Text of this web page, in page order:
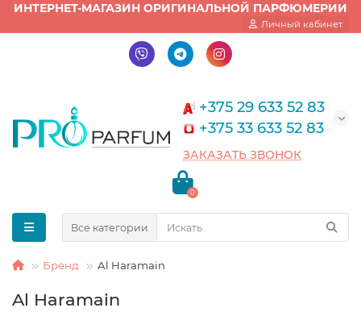
Личный кабинет
ИНТЕРНЕТ-МАГАЗИН ОРИГИНАЛЬНОЙ ПАРФЮМЕРИИ
+375 29 633 52 83
+375 33 633 52 83
ЗАКАЗАТЬ ЗВОНОК
0
Все категории
Бренд Al Haramain
Al Haramain